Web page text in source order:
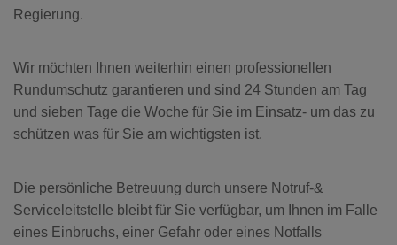
AUSSENKAMERA
HILFE & KONTAKT
KONTAKT
Regierung.
Wir möchten Ihnen weiterhin einen professionellen
Rundumschutz garantieren und sind 24 Stunden am Tag
und sieben Tage die Woche für Sie im Einsatz- um das zu
schützen was für Sie am wichtigsten ist.
Die persönliche Betreuung durch unsere Notruf-&
Serviceleitstelle bleibt für Sie verfügbar, um Ihnen im Falle
eines Einbruchs, einer Gefahr oder eines Notfalls